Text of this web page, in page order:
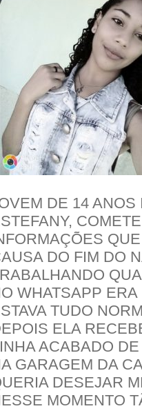
DE 14 ANOS
DO FIM DO
WHATSAPP
TUDO
ELA
ACABADO
GARAGEM DA
DESEJAR
MOMENTO